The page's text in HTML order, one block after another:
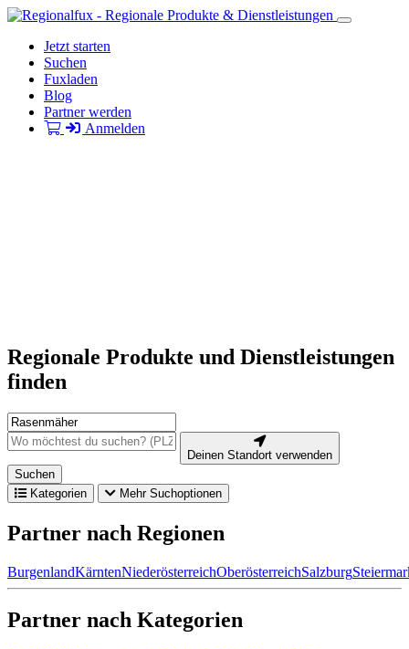
Jetzt starten
Suchen
Fuxladen
Blog
Partner werden
Anmelden
Regionale Produkte und Dienstleistungen
finden
Deinen Standort verwenden
Suchen
Kategorien
Mehr Suchoptionen
Partner nach Regionen
BurgenlandKärntenNiederösterreichOberösterreichSalzburg
Partner nach Kategorien